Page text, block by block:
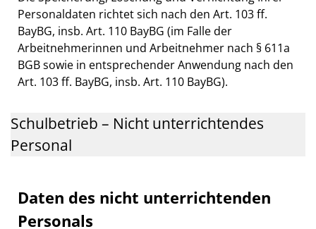
Personaldaten richtet sich nach den Art. 103 ff.
BayBG, insb. Art. 110 BayBG (im Falle der
Arbeitnehmerinnen und Arbeitnehmer nach § 611a
BGB sowie in entsprechender Anwendung nach den
Art. 103 ff. BayBG, insb. Art. 110 BayBG).
Schulbetrieb – Nicht unterrichtendes
Personal
Daten des nicht unterrichtenden
Personals